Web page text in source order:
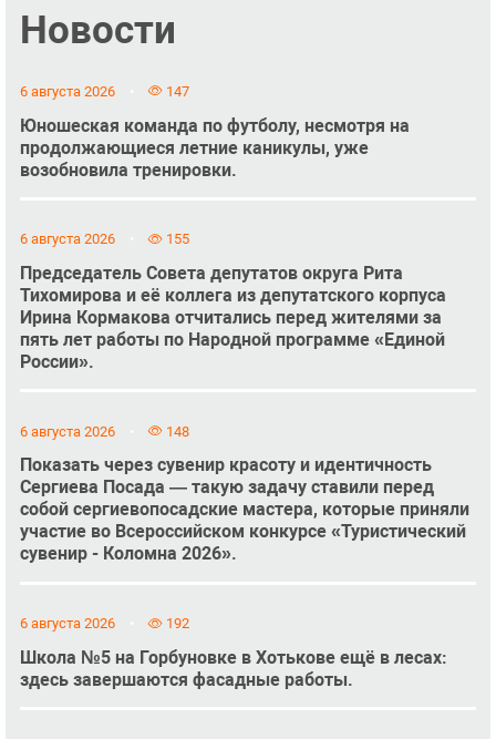
Новости
6 августа 2026 147
Юношеская команда по футболу, несмотря на
продолжающиеся летние каникулы, уже
возобновила тренировки.
6 августа 2026 155
Председатель Совета депутатов округа Рита
Тихомирова и её коллега из депутатского корпуса
Ирина Кормакова отчитались перед жителями за
пять лет работы по Народной программе «Единой
России».
6 августа 2026 148
Показать через сувенир красоту и идентичность
Сергиева Посада — такую задачу ставили перед
собой сергиевопосадские мастера, которые приняли
участие во Всероссийском конкурсе «Туристический
сувенир - Коломна 2026».
6 августа 2026 192
Школа №5 на Горбуновке в Хотькове ещё в лесах:
здесь завершаются фасадные работы.